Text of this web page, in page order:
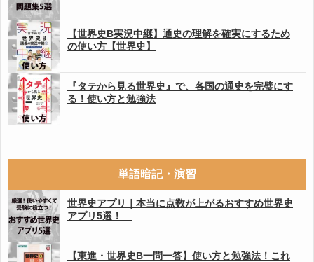
【世界史B実況中継】通史の理解を確実にするため
の使い方【世界史】
『タテから見る世界史』で、各国の通史を完璧にす
る！使い方と勉強法
単語暗記・演習
世界史アプリ｜本当に点数が上がるおすすめ世界史
アプリ5選！
【東進・世界史B一問一答】使い方と勉強法！これ